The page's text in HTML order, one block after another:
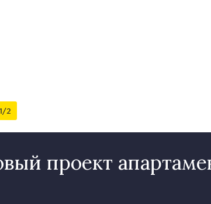
1 2
проект